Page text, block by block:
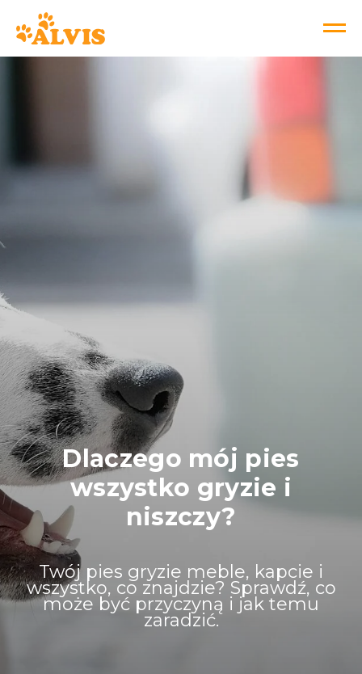
Dlaczego mój pies
wszystko gryzie i
niszczy?
Twój pies gryzie meble, kapcie i
wszystko, co znajdzie? Sprawdź, co
może być przyczyną i jak temu
zaradzić.